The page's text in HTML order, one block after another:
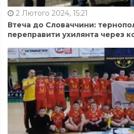
2 Лютого 2024, 15:21
Втеча до Словаччини:
переправити ухилянта через